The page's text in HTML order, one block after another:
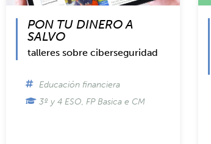
PON TU DINERO A
SALVO
talleres sobre ciberseguridad
Educación financiera
3º y 4 ESO, FP Basica e CM